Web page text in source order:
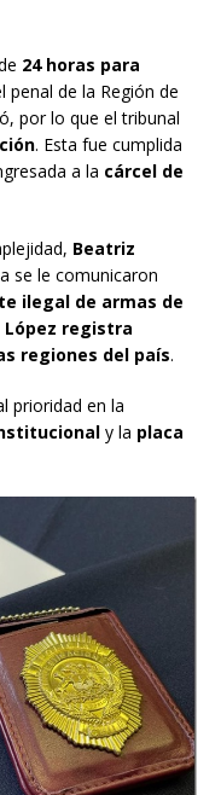
24 horas para
penal de la Región de
por lo que el tribunal
. Esta fue cumplida
a la cárcel de
Beatriz
se le comunicaron
ilegal de armas de
López registra
regiones del país.
prioridad en la
y la placa